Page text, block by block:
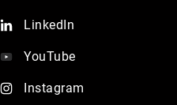
LinkedIn
YouTube
Instagram